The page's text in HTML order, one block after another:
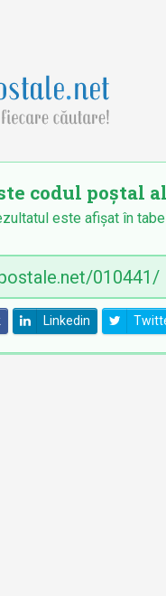
codul poștal
este afișat în
Linkedin